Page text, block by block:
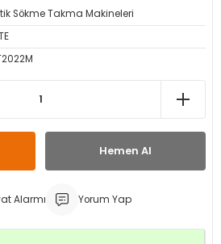
Sökme Takma Makineleri
Hemen Al
Alarmı Yorum Yap